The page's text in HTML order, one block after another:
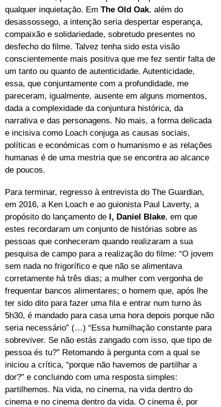
qualquer inquietação. Em The Old Oak, além do
desassossego, a intenção seria despertar esperança,
compaixão e solidariedade, sobretudo presentes no
desfecho do filme. Talvez tenha sido esta visão
conscientemente mais positiva que me fez sentir falta de
um tanto ou quanto de autenticidade. Autenticidade,
essa, que conjuntamente com a profundidade, me
pareceram, igualmente, ausente em alguns momentos,
dada a complexidade da conjuntura histórica, da
narrativa e das personagens. No mais, a forma delicada
e incisiva como Loach conjuga as causas sociais,
políticas e económicas com o humanismo e as relações
humanas é de uma mestria que se encontra ao alcance
de poucos.
Para terminar, regresso à entrevista do The Guardian,
em 2016, a Ken Loach e ao guionista Paul Laverty, a
propósito do lançamento de I, Daniel Blake, em que
estes recordaram um conjunto de histórias sobre as
pessoas que conheceram quando realizaram a sua
pesquisa de campo para a realização do filme: “O jovem
sem nada no frigorífico e que não se alimentava
corretamente há três dias; a mulher com vergonha de
frequentar bancos alimentares; o homem que, após lhe
ter sido dito para fazer uma fila e entrar num turno às
5h30, é mandado para casa uma hora depois porque não
seria necessário” (…) “Essa humilhação constante para
sobreviver. Se não estás zangado com isso, que tipo de
pessoa és tu?” Retomando à pergunta com a qual se
iniciou a crítica, “porque não havemos de partilhar a
dor?” e concluindo com uma resposta simples:
partilhemos. Na vida, no cinema, na vida dentro do
cinema e no cinema dentro da vida. O cinema é, por